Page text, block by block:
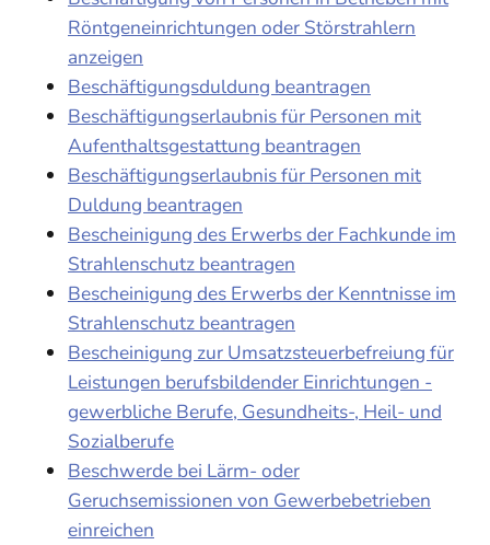
Röntgeneinrichtungen oder Störstrahlern
anzeigen
Beschäftigungsduldung beantragen
Beschäftigungserlaubnis für Personen mit
Aufenthaltsgestattung beantragen
Beschäftigungserlaubnis für Personen mit
Duldung beantragen
Bescheinigung des Erwerbs der Fachkunde im
Strahlenschutz beantragen
Bescheinigung des Erwerbs der Kenntnisse im
Strahlenschutz beantragen
Bescheinigung zur Umsatzsteuerbefreiung für
Leistungen berufsbildender Einrichtungen -
gewerbliche Berufe, Gesundheits-, Heil- und
Sozialberufe
Beschwerde bei Lärm- oder
Geruchsemissionen von Gewerbebetrieben
einreichen